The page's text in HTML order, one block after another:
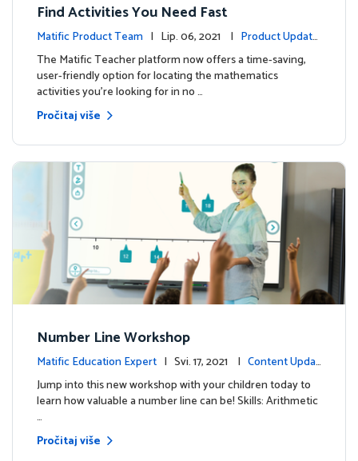
Find Activities You Need Fast
Matific Product Team | Lip. 06, 2021 | Product Update
s
The Matific Teacher platform now offers a time-saving,
user-friendly option for locating the mathematics
activities you're looking for in no …
Pročitaj više
Number Line Workshop
Matific Education Expert | Svi. 17, 2021 | Content Updat
esJump into this new workshop with your children today to
learn how valuable a number line can be! Skills: Arithmetic
…
Pročitaj više